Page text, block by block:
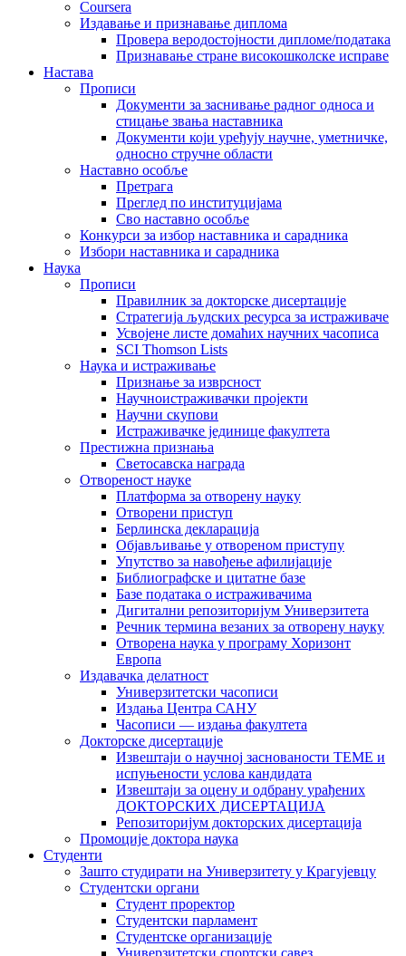
Coursera
Издавање и признавање диплома
Провера веродостојности дипломе/података
Признавање стране високошколске исправе
Настава
Прописи
Документи за заснивање радног односа и
стицање звања наставника
Документи који уређују научне, уметничке,
односно стручне области
Наставно особље
Претрага
Преглед по институцијама
Сво наставно особље
Конкурси за избор наставника и сарадника
Избори наставника и сарадника
Наука
Прописи
Правилник за докторске дисертације
Стратегија људских ресурса за истраживаче
Усвојене листе домаћих научних часописа
SCI Thomson Lists
Наука и истраживање
Признање за изврсност
Научноистраживачки пројекти
Научни скупови
Истраживачке јединице факултета
Престижна признања
Светосавска награда
Отвореност науке
Платформа за отворену науку
Отворени приступ
Берлинска декларација
Објављивање у отвореном приступу
Упутство за навођење афилијације
Библиографске и цитатне базе
Базе података о истраживачима
Дигитални репозиторијум Универзитета
Рeчник термина везаних за отворену науку
Отворена наука у програму Хоризонт
Европа
Издавачка делатност
Универзитетски часописи
Издања Центра САНУ
Часописи — издања факултета
Докторске дисертације
Извештаји о научној заснованости ТЕМЕ и
испуњености услова кандидата
Извештаји за оцену и одбрану урађених
ДОКТОРСКИХ ДИСЕРТАЦИЈА
Репозиторијум докторских дисертација
Промоције доктора наука
Студенти
Зашто студирати на Универзитету у Крагујевцу
Студентски органи
Студент проректор
Студентски парламент
Студентске организације
Универзитетски спортски савез